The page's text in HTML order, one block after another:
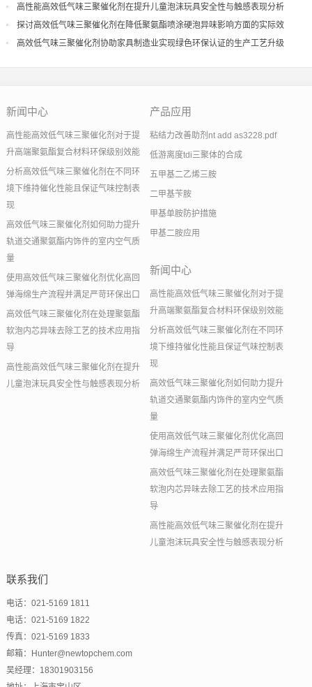
导
高性能高效低气味三聚催化剂在提升儿童泡沫玩具安全性与触感表现分析
探讨高效低气味三聚催化剂在降低聚氨酯喷涂硬泡异味影响方面的实际效
果
高效低气味三聚催化剂协助家具制造业实现绿色环保认证的生产工艺升级
新闻中心
高性能高效低气味三聚催化剂对于提
升高端聚氨酯复合材料环保级别效能
分析高效低气味三聚催化剂在不同环
境下维持催化性能且保证气味控制表
现
高效低气味三聚催化剂如何助力提升
轨道交通聚氨酯内饰件的室内空气质
量
使用高效低气味三聚催化剂优化高回
弹海绵生产流程并满足严苛环保出口
高效低气味三聚催化剂在处理聚氨酯
软泡内芯异味去除工艺的技术应用指
导
高性能高效低气味三聚催化剂在提升
儿童泡沫玩具安全性与触感表现分析
产品应用
粘结力改善助剂nt add as3228.pdf
低游离度tdi三聚体的合成
五甲基二乙烯三胺
二甲基苄胺
甲基单胺防护措施
甲基二胺应用
新闻中心
高性能高效低气味三聚催化剂对于提
升高端聚氨酯复合材料环保级别效能
分析高效低气味三聚催化剂在不同环
境下维持催化性能且保证气味控制表
现
高效低气味三聚催化剂如何助力提升
轨道交通聚氨酯内饰件的室内空气质
量
使用高效低气味三聚催化剂优化高回
弹海绵生产流程并满足严苛环保出口
高效低气味三聚催化剂在处理聚氨酯
软泡内芯异味去除工艺的技术应用指
导
高性能高效低气味三聚催化剂在提升
儿童泡沫玩具安全性与触感表现分析
联系我们
电话：021-5169 1811
电话：021-5169 1822
传真：021-5169 1833
邮箱：Hunter@newtopchem.com
吴经理：18301903156